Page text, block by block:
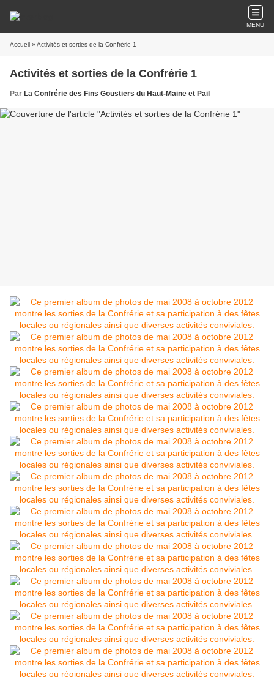
MENU
Accueil » Activités et sorties de la Confrérie 1
Activités et sorties de la Confrérie 1
Par La Confrérie des Fins Goustiers du Haut-Maine et Pail